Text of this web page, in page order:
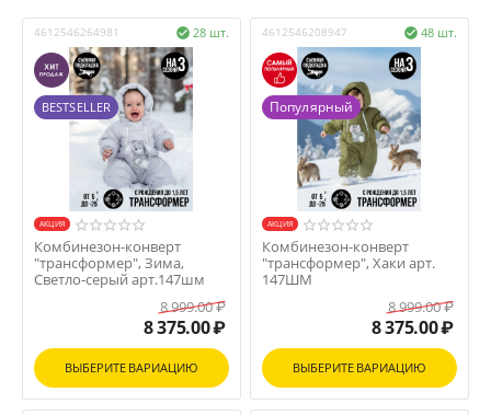
4612546264981 28 шт.

BESTSELLER
AКЦИЯ
Комбинезон-конверт
"трансформер", Зима,
Светло-серый арт.147шм
8 999.00₽
8 375.00₽
ВЫБЕРИТЕ ВАРИАЦИЮ
4612546208947 48 шт.

Популярный
AКЦИЯ
Комбинезон-конверт
"трансформер", Хаки арт.
147ШМ
8 999.00₽
8 375.00₽
ВЫБЕРИТЕ ВАРИАЦИЮ